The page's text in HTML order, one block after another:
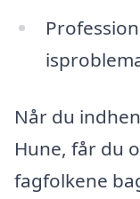
Når du
Hune, får du
fagfolkene